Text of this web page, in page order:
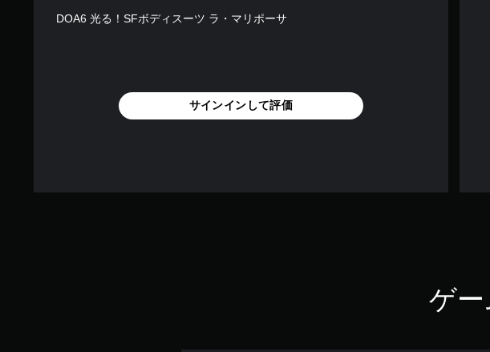
DOA6 光る！SFボディスーツ ラ・マリポーサ
サインインして評価
ゲー